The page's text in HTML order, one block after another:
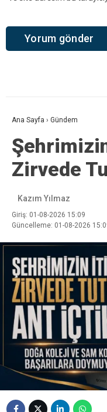
Ana Sayfa › Gündem
Zirvede
Kazım Yılmaz
Giriş: 01-08-2026 15:09
Güncelleme: 01-08-2026